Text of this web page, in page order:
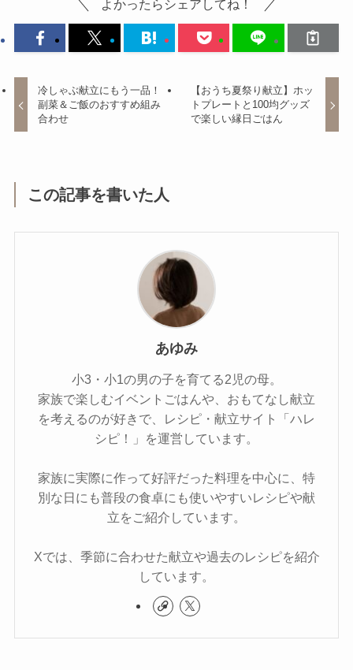
よかったらシェアしてね！
冷しゃぶ献立にもう一品！
副菜＆ご飯のおすすめ組み
合わせ
【おうち夏祭り献立】ホッ
トプレートと100均グッズ
で楽しい縁日ごはん
この記事を書いた人
あゆみ
小3・小1の男の子を育てる2児の母。
家族で楽しむイベントごはんや、おもてなし献立
を考えるのが好きで、レシピ・献立サイト「ハレ
シピ！」を運営しています。
家族に実際に作って好評だった料理を中心に、特
別な日にも普段の食卓にも使いやすいレシピや献
立をご紹介しています。
Xでは、季節に合わせた献立や過去のレシピを紹介
しています。